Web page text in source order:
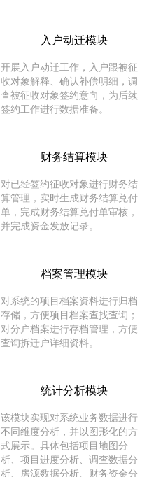
入户动迁模块
开展入户动迁工作，入户跟被征
收对象解释、确认补偿明细，调
查被征收对象签约意向，为后续
签约工作进行数据准备。
财务结算模块
对已经签约征收对象进行财务结
算管理，实时生成财务结算兑付
单，完成财务结算兑付单审核，
并完成资金发放记录。
档案管理模块
对系统的项目档案资料进行归档
存储，方便项目档案查找查询；
对分户档案进行存档管理，方便
查询拆迁户详细资料。
统计分析模块
该模块实现对系统业务数据进行
不同维度分析，并以图形化的方
式展示。具体包括项目地图分
析、项目进度分析、调查数据分
析、房源数据分析、财务资金分